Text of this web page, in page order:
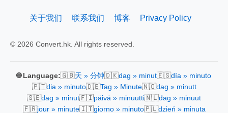
关于我们 联系我们 博客 Privacy Policy
© 2026 Convert.hk. All rights reserved.
🌐 Language:🇬🇧天 » 分钟🇩🇰dag » minut🇪🇸día » minuto
🇵🇹dia » minuto🇩🇪Tag » Minute🇳🇴dag » minutt
🇸🇪dag » minut🇫🇮päivä » minuutti🇳🇱dag » minuut
🇫🇷jour » minute🇮🇹giorno » minuto🇵🇱dzień » minuta